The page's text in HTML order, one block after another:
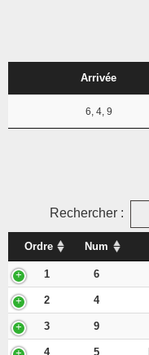
Arrivée
6, 4, 9
Rechercher :
Ordre Num
1 6
2 4
3 9
4 5